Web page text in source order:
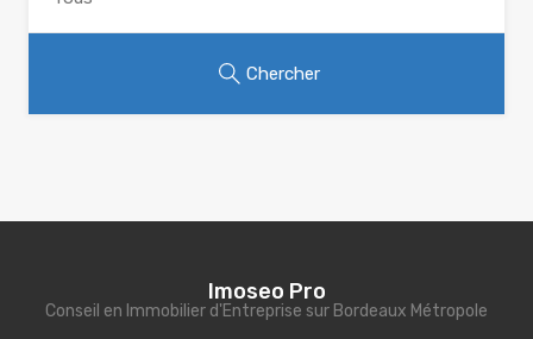
Chercher
Imoseo Pro
Conseil en Immobilier d'Entreprise sur Bordeaux Métropole